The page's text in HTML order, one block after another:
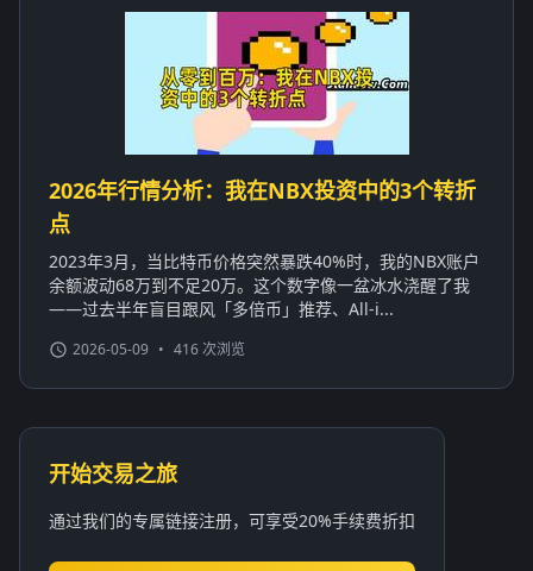
2026年行情分析：我在NBX投资中的3个转折
点
2023年3月，当比特币价格突然暴跌40%时，我的NBX账户
余额波动68万到不足20万。这个数字像一盆冰水浇醒了我
——过去半年盲目跟风「多倍币」推荐、All-i...
2026-05-09 • 416 次浏览
开始交易之旅
通过我们的专属链接注册，可享受20%手续费折扣